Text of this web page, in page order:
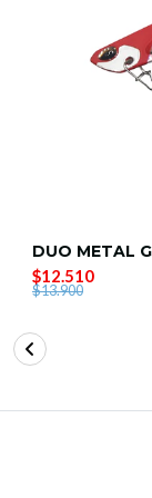
DUO METAL
$12.510
$13.900